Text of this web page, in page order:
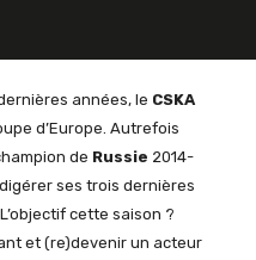
années, le CSKA
d’Europe. Autrefois
de Russie 2014-
ses trois dernières
cette saison ?
et (re)devenir un acteur